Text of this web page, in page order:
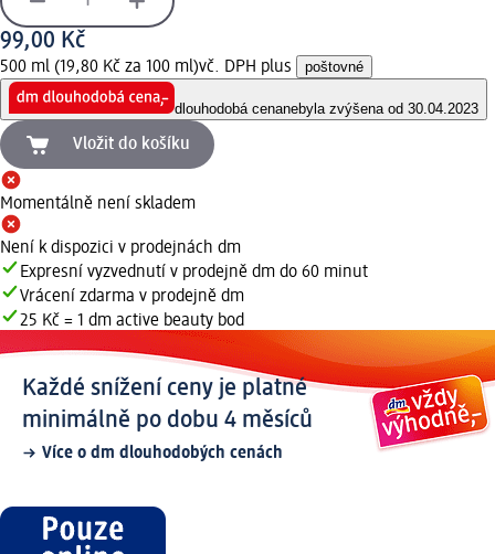
99,00 Kč
500 ml (19,80 Kč za 100 ml)vč. DPH plus poštovné
dlouhodobá cenanebyla zvýšena od 30.04.2023
Vložit do košíku
Momentálně není skladem
Není k dispozici v prodejnách dm
Expresní vyzvednutí v prodejně dm do 60 minut
Vrácení zdarma v prodejně dm
25 Kč = 1 dm active beauty bod
Každé snížení ceny je platné
minimálně po dobu 4 měsíců
Více o dm dlouhodobých cenách